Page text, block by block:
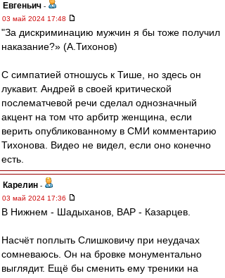
Евгеньич -
03 май 2024 17:48
"За дискриминацию мужчин я бы тоже получил
наказание?» (А.Тихонов)
С симпатией отношусь к Тише, но здесь он
лукавит. Андрей в своей критической
послематчевой речи сделал однозначный
акцент на том что арбитр женщина, если
верить опубликованному в СМИ комментарию
Тихонова. Видео не видел, если оно конечно
есть.
Карелин -
03 май 2024 17:36
В Нижнем - Шадыханов, ВАР - Казарцев.
Насчёт поплыть Слишковичу при неудачах
сомневаюсь. Он на бровке монументально
выглядит. Ещё бы сменить ему треники на